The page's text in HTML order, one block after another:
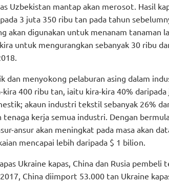
Uzbekistan mantap akan merosot. Hasil
3 juta 350 ribu tan pada tahun
akan digunakan untuk menanam tanaman
untuk mengurangkan sebanyak 30 ribu
dan menyokong pelaburan asing dalam
400 ribu tan, iaitu kira-kira 40% daripada
akaun industri tekstil sebanyak 26%
kerja semua industri. Dengan
ansur akan meningkat pada masa akan
mencapai lebih daripada $ 1 bilion.
Ukraine kapas, China dan Rusia pembeli
China diimport 53.000 tan Ukraine